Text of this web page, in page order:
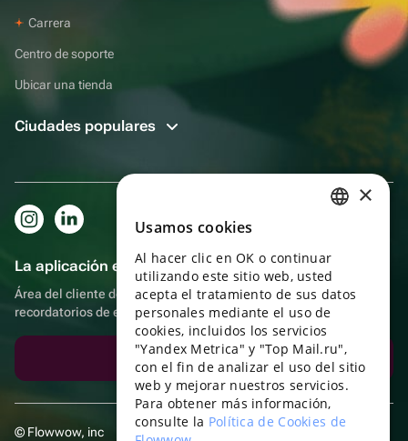
Carrera
Centro de soporte
Ubicar una tienda
Ciudades populares
La aplicación es aún más práctica.
Área del cliente del destinatario, más bonos por compras y
recordatorios de eventos
Descargar la aplicación
© Flowwow, inc
ENGLISH
UKRAINIAN
PORTUGUESE
SPANISH
HUNGARIAN
ITALIAN
×
Usamos cookies
Al hacer clic en OK o continuar
utilizando este sitio web, usted
acepta el tratamiento de sus datos
personales mediante el uso de
cookies, incluidos los servicios
"Yandex Metrica" y "Top Mail.ru",
con el fin de analizar el uso del sitio
web y mejorar nuestros servicios.
Para obtener más información,
consulte la Política de Cookies de